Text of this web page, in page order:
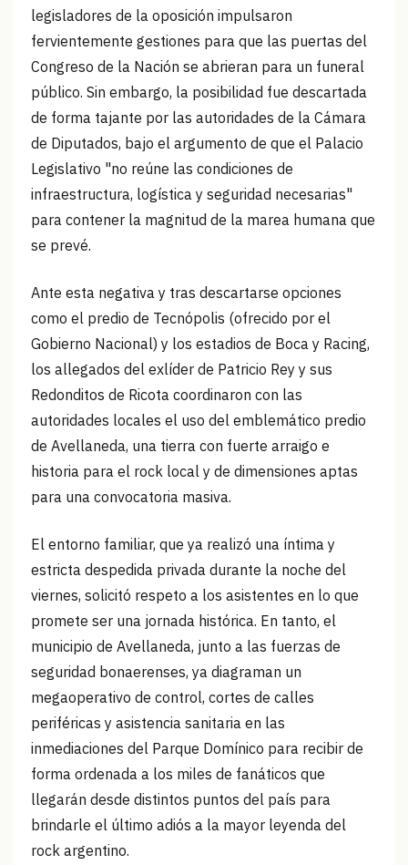
legisladores de la oposición impulsaron
fervientemente gestiones para que las puertas del
Congreso de la Nación se abrieran para un funeral
público. Sin embargo, la posibilidad fue descartada
de forma tajante por las autoridades de la Cámara
de Diputados, bajo el argumento de que el Palacio
Legislativo "no reúne las condiciones de
infraestructura, logística y seguridad necesarias"
para contener la magnitud de la marea humana que
se prevé.
Ante esta negativa y tras descartarse opciones
como el predio de Tecnópolis (ofrecido por el
Gobierno Nacional) y los estadios de Boca y Racing,
los allegados del exlíder de Patricio Rey y sus
Redonditos de Ricota coordinaron con las
autoridades locales el uso del emblemático predio
de Avellaneda, una tierra con fuerte arraigo e
historia para el rock local y de dimensiones aptas
para una convocatoria masiva.
El entorno familiar, que ya realizó una íntima y
estricta despedida privada durante la noche del
viernes, solicitó respeto a los asistentes en lo que
promete ser una jornada histórica. En tanto, el
municipio de Avellaneda, junto a las fuerzas de
seguridad bonaerenses, ya diagraman un
megaoperativo de control, cortes de calles
periféricas y asistencia sanitaria en las
inmediaciones del Parque Domínico para recibir de
forma ordenada a los miles de fanáticos que
llegarán desde distintos puntos del país para
brindarle el último adiós a la mayor leyenda del
rock argentino.